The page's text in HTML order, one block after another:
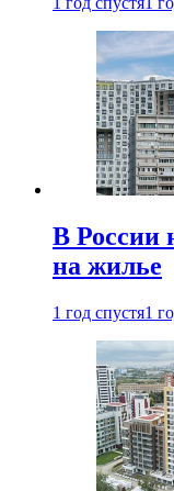
В России
на жилье
1 год спустя1